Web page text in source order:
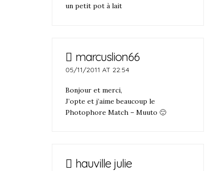
un petit pot à lait
marcuslion66
05/11/2011 AT 22:54
Bonjour et merci,
J’opte et j’aime beaucoup le
Photophore Match – Muuto 🙂
hauville julie